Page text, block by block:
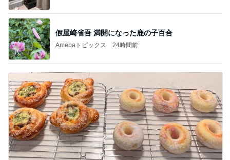
假屋崎省吾 満開になった鹿の子百合
Amebaトピックス 24時間前